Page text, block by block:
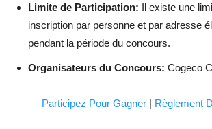
Limite de Participation: Il existe une
inscription par personne et par adresse
pendant la période du concours.
Organisateurs du Concours: Cogeco
Participez Pour Gagner| Règlement